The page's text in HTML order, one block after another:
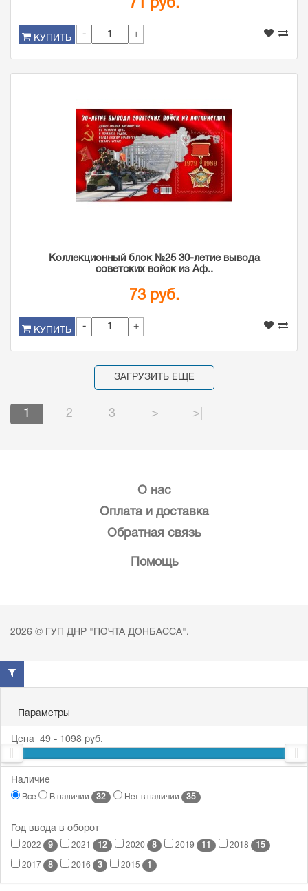
71 руб.
КУПИТЬ - +
Коллекционный блок №25 30-летие вывода
советских войск из Аф..
73 руб.
КУПИТЬ - +
ЗАГРУЗИТЬ ЕЩЕ
1 2 3 > >|
О нас
Оплата и доставка
Обратная связь
Помощь
2026 © ГУП ДНР "ПОЧТА ДОНБАССА".
Параметры
Цена 49 - 1098 руб.
49Наличие
Все В наличии 32 Нет в наличии 35
Год ввода в оборот
2022 9 2021 12 2020 8 2019 11 2018 15
2017 8 2016 3 2015 1